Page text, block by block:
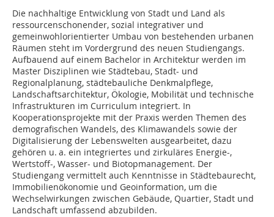
Die nachhaltige Entwicklung von Stadt und Land als
ressourcenschonender, sozial integrativer und
gemeinwohlorientierter Umbau von bestehenden urbanen
Räumen steht im Vordergrund des neuen Studiengangs.
Aufbauend auf einem Bachelor in Architektur werden im
Master Disziplinen wie Städtebau, Stadt- und
Regionalplanung, städtebauliche Denkmalpflege,
Landschaftsarchitektur, Ökologie, Mobilität und technische
Infrastrukturen im Curriculum integriert. In
Kooperationsprojekte mit der Praxis werden Themen des
demografischen Wandels, des Klimawandels sowie der
Digitalisierung der Lebenswelten ausgearbeitet, dazu
gehören u. a. ein integriertes und zirkuläres Energie-,
Wertstoff-, Wasser- und Biotopmanagement. Der
Studiengang vermittelt auch Kenntnisse in Städtebaurecht,
Immobilienökonomie und Geoinformation, um die
Wechselwirkungen zwischen Gebäude, Quartier, Stadt und
Landschaft umfassend abzubilden.